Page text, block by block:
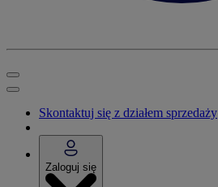
Skontaktuj się z działem sprzedaży
Zaloguj się